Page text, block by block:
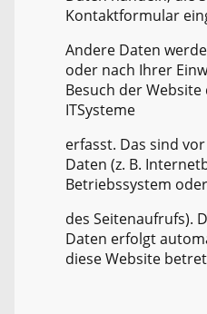
Kontaktformular
Andere Daten
oder nach Ihrer
Besuch der
ITSysteme
erfasst. Das sind
Daten (z. B.
Betriebssystem
des Seitenaufrufs).
Daten erfolgt
diese Website